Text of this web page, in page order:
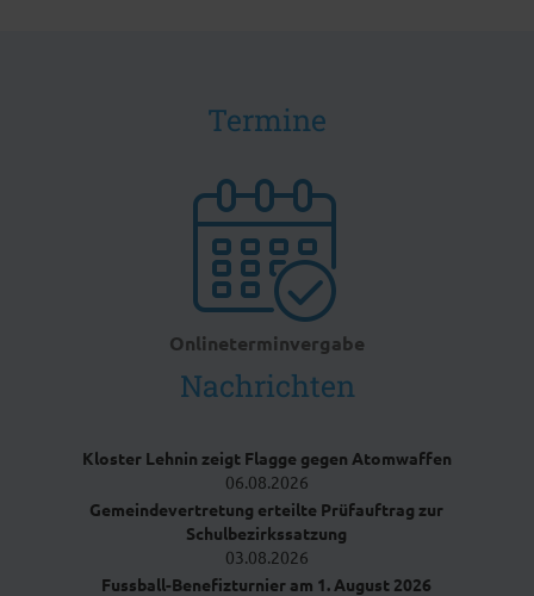
Termine
Onlineterminvergabe
Nachrichten
Kloster Lehnin zeigt Flagge gegen Atomwaffen
06.​08.​2026
Gemeindevertretung erteilte Prüfauftrag zur
Schulbezirkssatzung
03.​08.​2026
Fussball-Benefizturnier am 1. August 2026